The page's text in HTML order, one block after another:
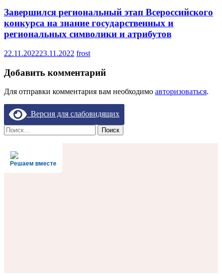
Завершился региональный этап Всероссийского
конкурса на знание государственных и
региональных символики и атрибутов
22.11.202223.11.2022 frost
Добавить комментарий
Для отправки комментария вам необходимо авторизоваться.
Версия для слабовидящих
Найти:
Решаем вместе